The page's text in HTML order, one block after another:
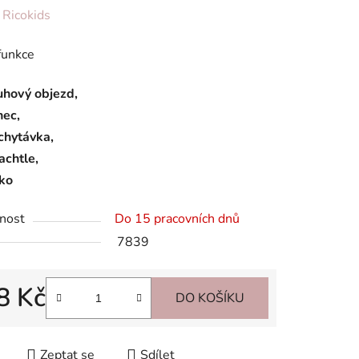
Ricokids
objezd,
Do 15 pracovních dnů
7839
Kč DO KOŠÍKU
Zeptat se Sdílet